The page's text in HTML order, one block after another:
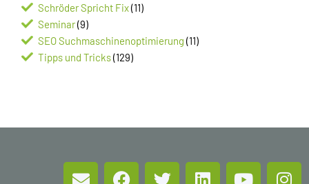
Schröder Spricht Fix(11)
Seminar(9)
SEO Suchmaschinenoptimierung (11)
Tipps und Tricks(129)